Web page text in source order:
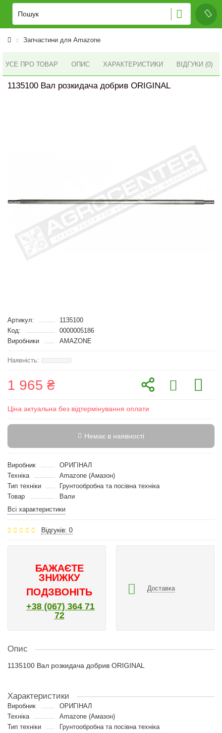
Запчастини для Amazone
УСЕ ПРО ТОВАР ОПИС ХАРАКТЕРИСТИКИ ВІДГУКИ (0)
1135100 Вал розкидача добрив ORIGINAL
Артикул:
1135100
Код:
0000005186
Виробники
AMAZONE
1 965 ₴
Ціна актуальна без відтермінування оплати
Немає в наявності
Виробник
ОРИГІНАЛ
Техніка
Amazone (Амазон)
Тип техніки
Грунтообробна та посівна техніка
Товар
Вали
Всі характеристики
Відгуків: 0
БАЖАЄТЕ
ЗНИЖКУ
ПОДЗВОНІТЬ
+38 (067) 364 71
72
Доставка
Опис
1135100 Вал розкидача добрив ORIGINAL
Характеристики
Виробник
ОРИГІНАЛ
Техніка
Amazone (Амазон)
Тип техніки
Грунтообробна та посівна техніка